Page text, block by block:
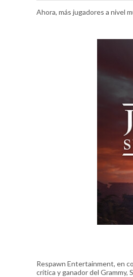
Ahora, más jugadores a nivel
Respawn Entertainment, en
crítica y ganador del Grammy,